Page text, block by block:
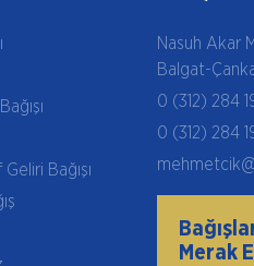
Bağışı
Nasuh Akar
Balgat-
0 (312) 284
0 (312) 284
Merak